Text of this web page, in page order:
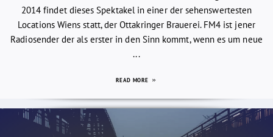
2014 findet dieses Spektakel in einer der sehenswertesten
Locations Wiens statt, der Ottakringer Brauerei. FM4 ist jener
Radiosender der als erster in den Sinn kommt, wenn es um neue
...
READ MORE